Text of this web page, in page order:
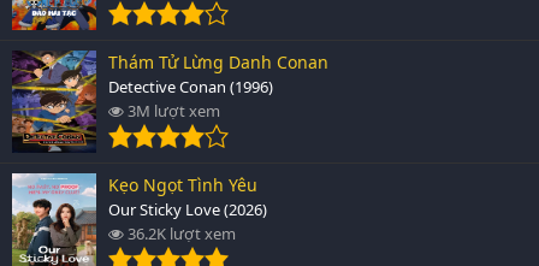
Thám Tử Lừng Danh Conan
Detective Conan (1996)
3M lượt xem
Kẹo Ngọt Tình Yêu
Our Sticky Love (2026)
36.2K lượt xem